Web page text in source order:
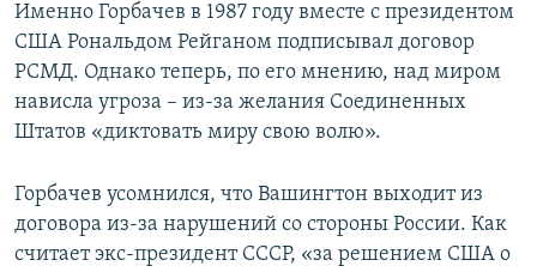
Именно Горбачев в 1987 году вместе с президентом
США Рональдом Рейганом подписывал договор
РСМД. Однако теперь, по его мнению, над миром
нависла угроза – из-за желания Соединенных
Штатов «диктовать миру свою волю».
Горбачев усомнился, что Вашингтон выходит из
договора из-за нарушений со стороны России. Как
считает экс-президент СССР, «за решением США о